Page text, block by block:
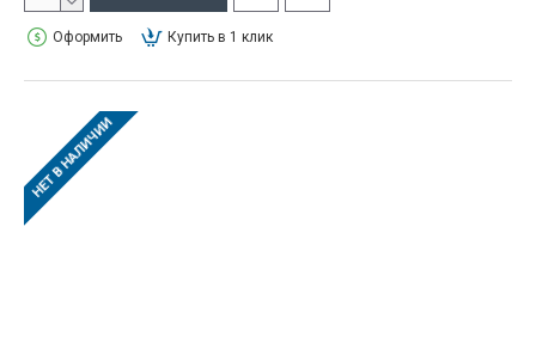
Оформить Купить в 1 клик
НЕТ В НАЛИЧИИ